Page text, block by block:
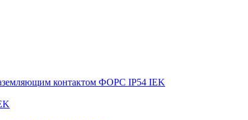
контактом ФОРС IP54 IEK